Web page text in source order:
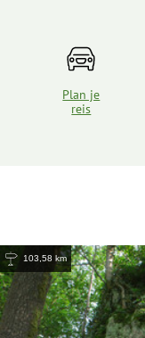
Plan je
reis
103,58 km